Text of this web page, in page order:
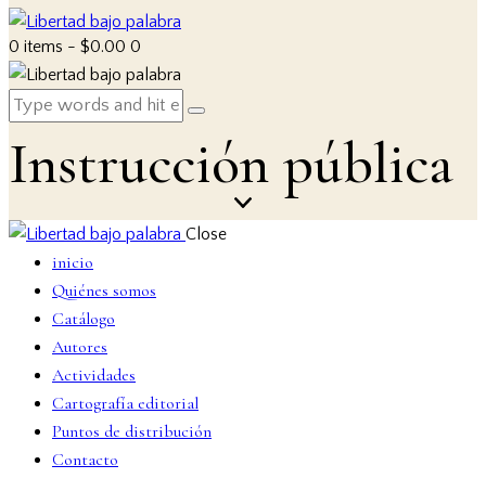
0 items - $0.00 0
Instrucción pública
Close
inicio
Quiénes somos
Catálogo
Autores
Actividades
Cartografía editorial
Puntos de distribución
Contacto